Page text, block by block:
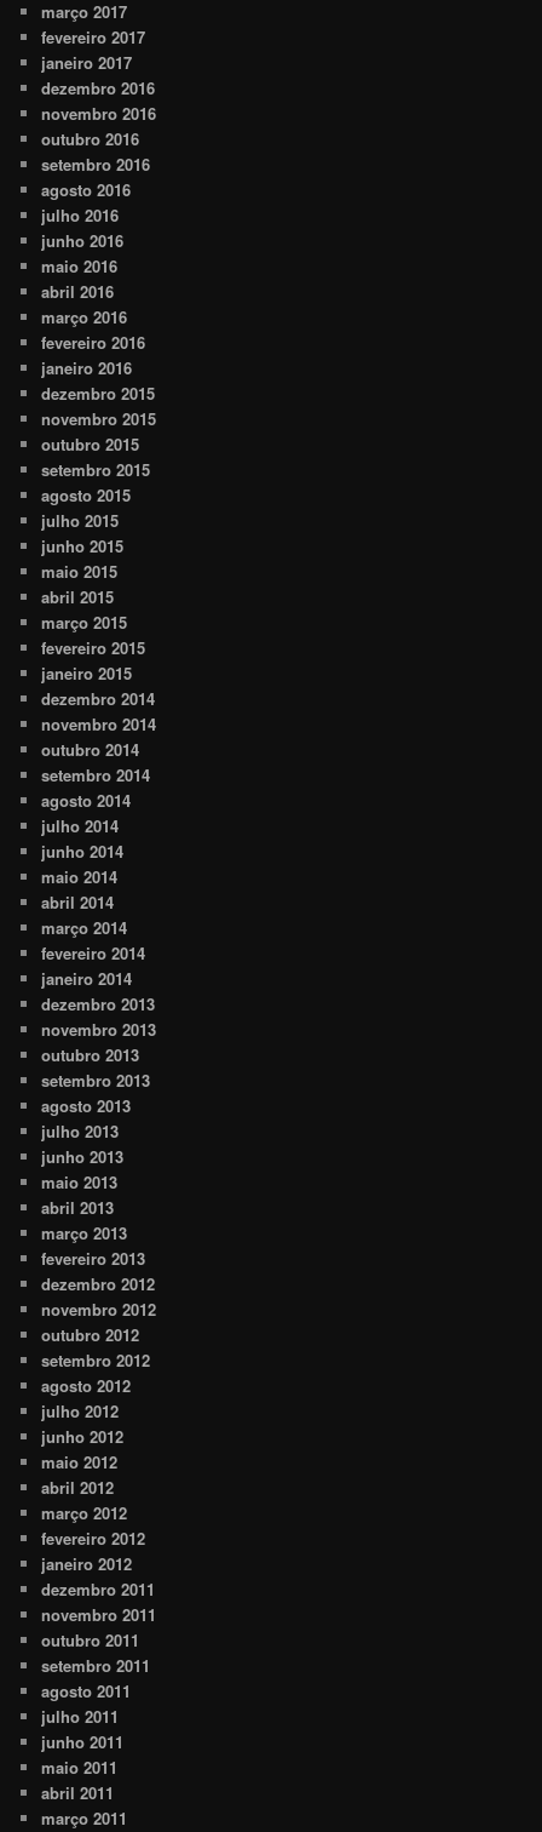
março 2017
fevereiro 2017
janeiro 2017
dezembro 2016
novembro 2016
outubro 2016
setembro 2016
agosto 2016
julho 2016
junho 2016
maio 2016
abril 2016
março 2016
fevereiro 2016
janeiro 2016
dezembro 2015
novembro 2015
outubro 2015
setembro 2015
agosto 2015
julho 2015
junho 2015
maio 2015
abril 2015
março 2015
fevereiro 2015
janeiro 2015
dezembro 2014
novembro 2014
outubro 2014
setembro 2014
agosto 2014
julho 2014
junho 2014
maio 2014
abril 2014
março 2014
fevereiro 2014
janeiro 2014
dezembro 2013
novembro 2013
outubro 2013
setembro 2013
agosto 2013
julho 2013
junho 2013
maio 2013
abril 2013
março 2013
fevereiro 2013
dezembro 2012
novembro 2012
outubro 2012
setembro 2012
agosto 2012
julho 2012
junho 2012
maio 2012
abril 2012
março 2012
fevereiro 2012
janeiro 2012
dezembro 2011
novembro 2011
outubro 2011
setembro 2011
agosto 2011
julho 2011
junho 2011
maio 2011
abril 2011
março 2011